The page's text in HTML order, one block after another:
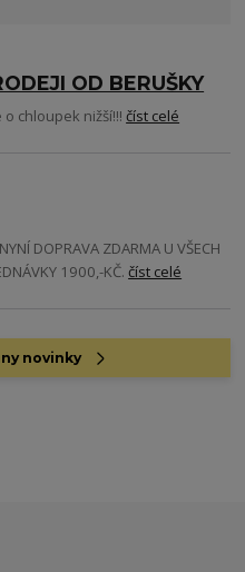
OD BERUŠKY
o chloupek nižší!!!číst celé
DOPRAVA ZDARMA U VŠECH
1900,-KČ.číst celé
novinky